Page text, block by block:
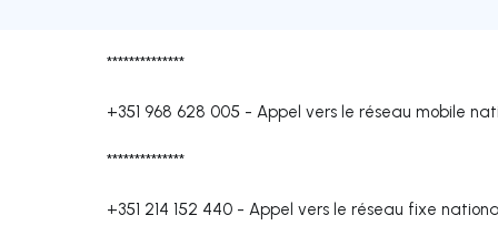
**************
+351 968 628 005 - Appel vers le réseau mobile
**************
+351 214 152 440 - Appel vers le réseau fixe